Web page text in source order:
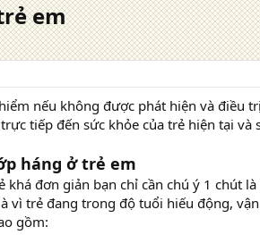
em
nếu không được phát hiện và điều
tiếp đến sức khỏe của trẻ hiện tại và
háng ở trẻ em
đơn giản bạn chỉ cần chú ý 1 chút
vì trẻ đang trong độ tuổi hiếu động,
gồm: